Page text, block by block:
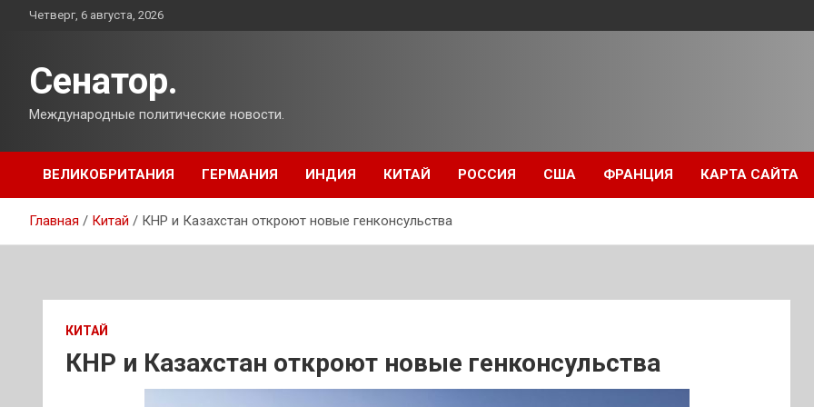
ПерейтиЧетверг, 6 августа, 2026
Сенатор.
Международные политические новости.
ВЕЛИКОБРИТАНИЯ ГЕРМАНИЯ ИНДИЯ КИТАЙ РОССИЯ США ФРАНЦИЯ КАРТА САЙТА
Главная Китай КНР и Казахстан откроют новые генконсульства
КИТАЙ
КНР и Казахстан откроют новые генконсульства